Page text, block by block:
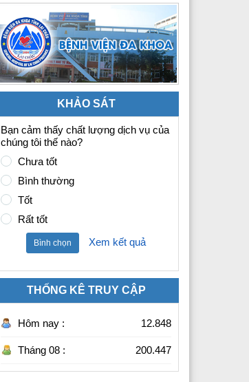
KHẢO SÁT
Bạn cảm thấy chất lượng dịch vụ của
chúng tôi thế nào?
Chưa tốt
Bình thường
Tốt
Rất tốt
Bình chọn Xem kết quả
THỐNG KÊ TRUY CẬP
Hôm nay : 12.848
Tháng 08 : 200.447